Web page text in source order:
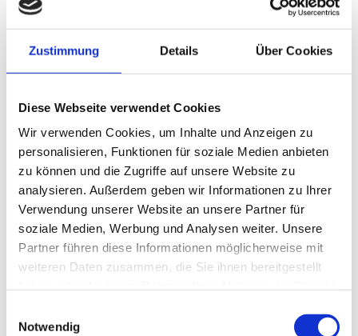
Zustimmung Details Über Cookies
Diese Webseite verwendet Cookies
Wir verwenden Cookies, um Inhalte und Anzeigen zu
personalisieren, Funktionen für soziale Medien anbieten
zu können und die Zugriffe auf unsere Website zu
analysieren. Außerdem geben wir Informationen zu Ihrer
Verwendung unserer Website an unsere Partner für
soziale Medien, Werbung und Analysen weiter. Unsere
Partner führen diese Informationen möglicherweise mit
weiteren Daten zusammen, die Sie ihnen bereitgestellt
Notwendig
EINBLICKE UND IMPRESSIONEN
Klicken Sie sich durch unsere Galerie